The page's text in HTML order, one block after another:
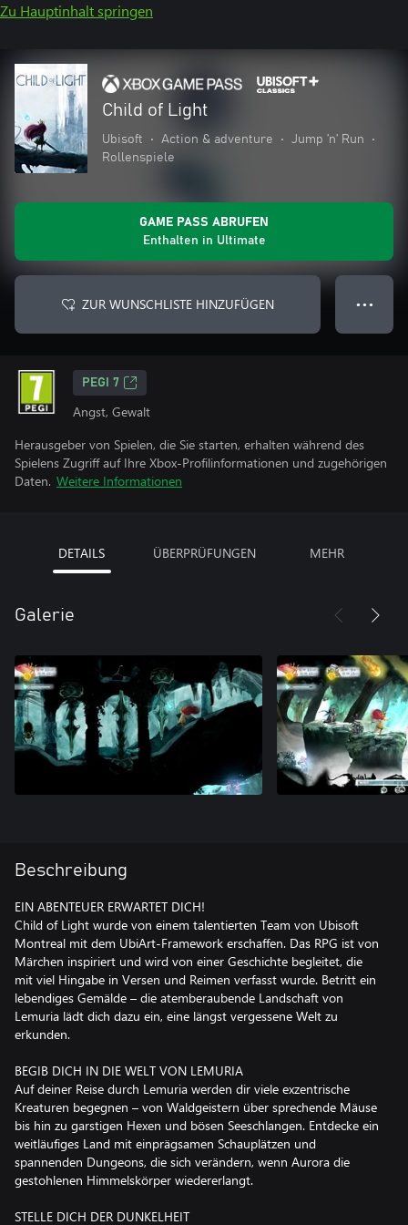
Zu Hauptinhalt springen
Child of Light
Ubisoft • Action & adventure • Jump ’n’ Run
•
Rollenspiele
GAME PASS ABRUFEN
Enthalten in Ultimate
ZUR WUNSCHLISTE HINZUFÜGEN ● ● ●
PEGI 7
Angst, Gewalt
Herausgeber von Spielen, die Sie starten, erhalten während des
Spielens Zugriff auf Ihre Xbox-Profilinformationen und zugehörigen
Daten. Weitere Informationen
DETAILS ÜBERPRÜFUNGEN MEHR
Galerie
Beschreibung
EIN ABENTEUER ERWARTET DICH!
Child of Light wurde von einem talentierten Team von Ubisoft
Montreal mit dem UbiArt-Framework erschaffen. Das RPG ist von
Märchen inspiriert und wird von einer Geschichte begleitet, die
mit viel Hingabe in Versen und Reimen verfasst wurde. Betritt ein
lebendiges Gemälde – die atemberaubende Landschaft von
Lemuria lädt dich dazu ein, eine längst vergessene Welt zu
erkunden.
BEGIB DICH IN DIE WELT VON LEMURIA
Auf deiner Reise durch Lemuria werden dir viele exzentrische
Kreaturen begegnen – von Waldgeistern über sprechende Mäuse
bis hin zu garstigen Hexen und bösen Seeschlangen. Entdecke ein
weitläufiges Land mit einprägsamen Schauplätzen und
spannenden Dungeons, die sich verändern, wenn Aurora die
gestohlenen Himmelskörper wiedererlangt.
STELLE DICH DER DUNKELHEIT